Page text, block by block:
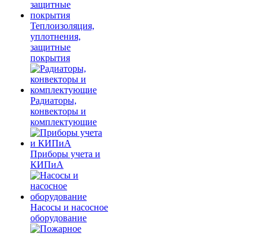
Теплоизоляция,
уплотнения,
защитные
покрытия
Радиаторы,
конвекторы и
комплектующие
Приборы учета и
КИПиА
Насосы и насосное
оборудование